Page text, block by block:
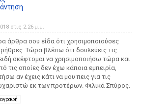
στις 2:26 μ.μ.
άρθρα σου είδα ότι χρησιμοποιούσες
Τώρα βλέπω ότι δουλεύεις τις
σκέφτομαι να χρησιμοποιήσω τώρα και
τις οποίες δεν έχω κάποια εμπειρία,
αν έχεις κάτι να μου πεις για τις
εκ των προτέρων. Φιλικά Σπύρος.